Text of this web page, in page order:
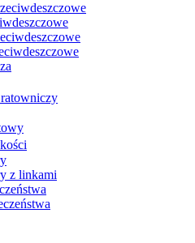
z linkami